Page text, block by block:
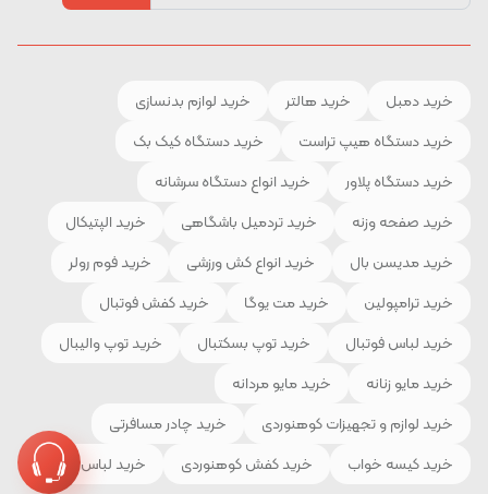
خرید دمبل خرید هالتر
خرید لوازم بدنسازی
خرید دستگاه هیپ تراست
خرید دستگاه کیک بک
خرید دستگاه پلاور
خرید انواع دستگاه سرشانه
خرید صفحه وزنه
خرید تردمیل باشگاهی
خرید الپتیکال
خرید مدیسن بال
خرید انواع کش ورزشی
خرید فوم رولر
خرید ترامپولین
خرید مت یوگا
خرید کفش فوتبال
خرید لباس فوتبال
خرید توپ بسکتبال
خرید توپ والیبال
خرید مایو زنانه
خرید مایو مردانه
خرید لوازم و تجهیزات کوهنوردی
خرید چادر مسافرتی
خرید کیسه خواب
خرید کفش کوهنوردی خرید لباس ورزشی